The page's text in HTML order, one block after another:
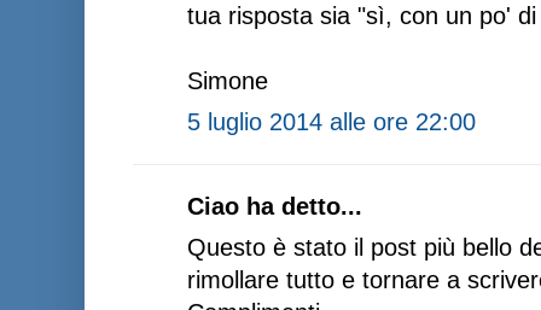
tua risposta sia "sì, con un po'
Simone
5 luglio 2014 alle ore 22:00
Ciao ha detto...
Questo è stato il post più bello
rimollare tutto e tornare a